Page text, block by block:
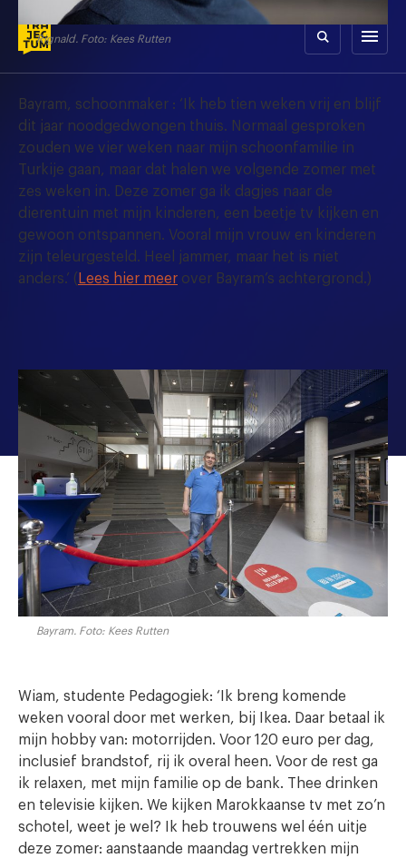
content
menu
Rignald. Foto: Kees Rutten
Bayram, schoonmaker : ‘Ik heb tien weken vrij en blijf
dit jaar noodgedwongen thuis. Normaal gesproken
zouden we vier weken naar mijn schoonfamilie in
Turkije gaan, maar dat halen we volgende zomer met
zes weken in. Deze zomer ga ik dagjes naar de
dierentuin met mijn kinderen, een beetje tv kijken en
gewoon ontspannen. Vooral mijn vrouw en kinderen
zijn teleurgesteld. Heel jammer, maar het is niet
anders.’ ( Lees hier meer over Bayram’s achtergrond.)
Bayram. Foto: Kees Rutten
Wiam, studente Pedagogiek: ‘Ik breng komende
weken vooral door met werken, bij Ikea. Daar betaal ik
mijn hobby van: motorrijden. Voor 120 euro per dag,
inclusief brandstof, rij ik overal heen. Voor de rest ga
ik relaxen, met mijn familie op de bank. Thee drinken
en televisie kijken. We kijken Marokkaanse tv met zo’n
schotel, weet je wel? Ik heb trouwens wel één uitje
deze zomer: aanstaande maandag vertrekken mijn